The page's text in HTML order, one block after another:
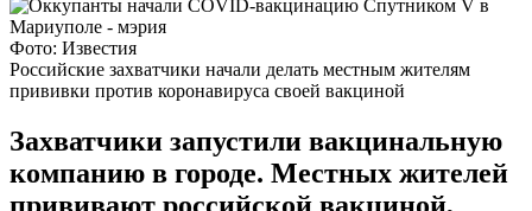
Фото: Известия
Российские захватчики начали делать местным жителям
прививки против коронавируса своей вакциной
Захватчики запустили вакцинальную
компанию в городе. Местных жителей
прививают российской вакциной,